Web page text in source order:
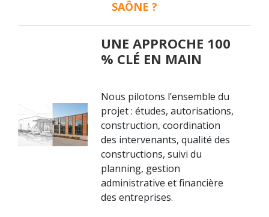
SAÔNE ?
UNE APPROCHE 100
% CLÉ EN MAIN
Nous pilotons l’ensemble du
projet : études, autorisations,
construction, coordination
des intervenants, qualité des
constructions, suivi du
planning, gestion
administrative et financière
des entreprises.